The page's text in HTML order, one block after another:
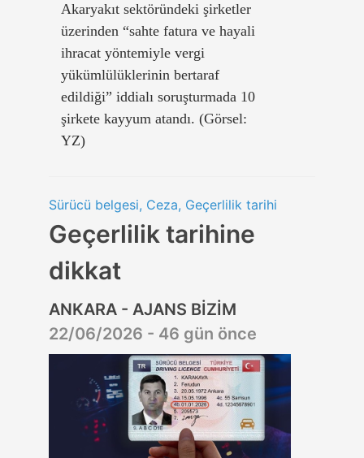
Akaryakıt sektöründeki şirketler
üzerinden “sahte fatura ve hayali
ihracat yöntemiyle vergi
yükümlülüklerinin bertaraf
edildiği” iddialı soruşturmada 10
şirkete kayyum atandı. (Görsel:
YZ)
Sürücü belgesi, Ceza, Geçerlilik tarihi
Geçerlilik tarihine
dikkat
ANKARA - AJANS BİZİM
22/06/2026 - 46 gün önce